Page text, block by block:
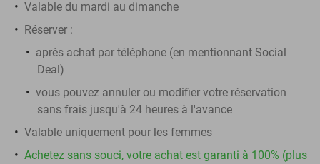
Valable du mardi au dimanche
Réserver :
après achat par téléphone (en mentionnant Social
Deal)
vous pouvez annuler ou modifier votre réservation
sans frais jusqu'à 24 heures à l'avance
Valable uniquement pour les femmes
Achetez sans souci, votre achat est garanti à 100% (plus